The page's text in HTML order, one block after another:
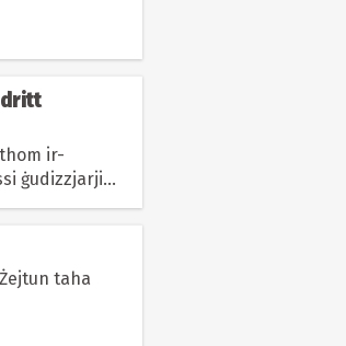
ir-
ġudizzjarji
taha